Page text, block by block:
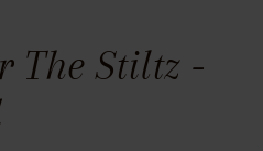
The Stiltz -